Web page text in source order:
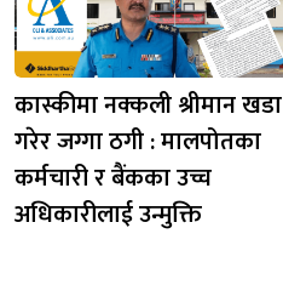
कास्कीमा नक्कली श्रीमान खडा
गरेर जग्गा ठगी : मालपोतका
कर्मचारी र बैंकका उच्च
अधिकारीलाई उन्मुक्ति